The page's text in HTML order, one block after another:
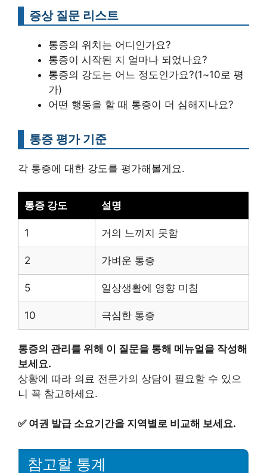
증상 질문 리스트
통증의 위치는 어디인가요?
통증이 시작된 지 얼마나 되었나요?
통증의 강도는 어느 정도인가요?(1~10로 평
가)
어떤 행동을 할 때 통증이 더 심해지나요?
통증 평가 기준
각 통증에 대한 강도를 평가해볼게요.
통증 강도 설명
1 거의 느끼지 못함
2 가벼운 통증
5 일상생활에 영향 미침
10 극심한 통증
통증의 관리를 위해 이 질문을 통해 메뉴얼을 작성해
보세요.
상황에 따라 의료 전문가의 상담이 필요할 수 있으
니 꼭 참고하세요.
✅ 여권 발급 소요기간을 지역별로 비교해 보세요.
참고할 통계